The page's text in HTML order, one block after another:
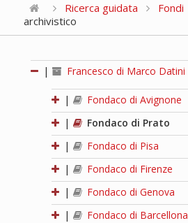
Ricerca guidata Fondi
archivistico
| Francesco di Marco Datini
|
Fondaco di Avignone
|
Fondaco di Prato
|
Fondaco di Pisa
|
Fondaco di Firenze
|
Fondaco di Genova
|
Fondaco di Barcellona